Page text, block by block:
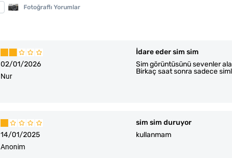
Fotoğraflı Yorumlar
02/01/2026
İdare eder sim sim
Sim görüntüsünü sevenler
Birkaç saat sonra sadece
Nur
14/01/2025
sim sim duruyor
kullanmam
Anonim